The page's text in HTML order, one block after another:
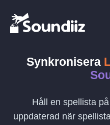
Synkronisera
Håll en spellista på
uppdaterad när